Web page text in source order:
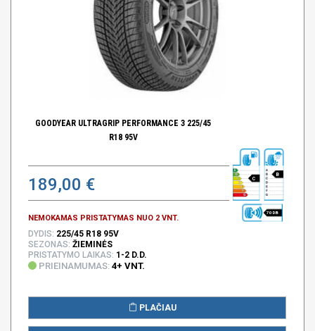
GOODYEAR ULTRAGRIP PERFORMANCE 3 225/45
R18 95V
189,00 €
NEMOKAMAS PRISTATYMAS NUO 2 VNT.
C
B
70 DB
DYDIS: 225/45 R18 95V
SEZONAS: ŽIEMINĖS
PRISTATYMO LAIKAS: 1-2 D.D.
PRIEINAMUMAS: 4+ VNT.
PLAČIAU